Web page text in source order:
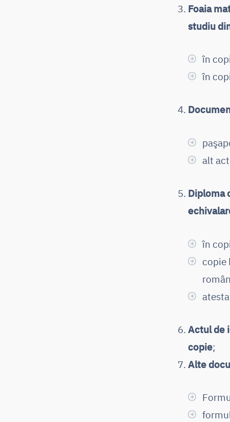
Foaia
studiu
în
în
alt
Diploma
în
copie
Actul de
copie;
Alte